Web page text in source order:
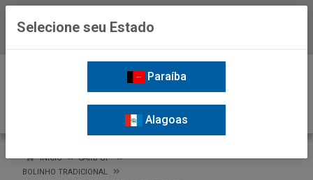
INÍCIO
CARB UP
BOLINHO TRADICIONAL
Selecione seu Estado
Paraíba
Alagoas